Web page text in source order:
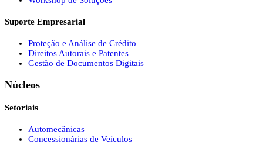
Suporte Empresarial
Proteção e Análise de Crédito
Direitos Autorais e Patentes
Gestão de Documentos Digitais
Núcleos
Setoriais
Automecânicas
Concessionárias de Veículos